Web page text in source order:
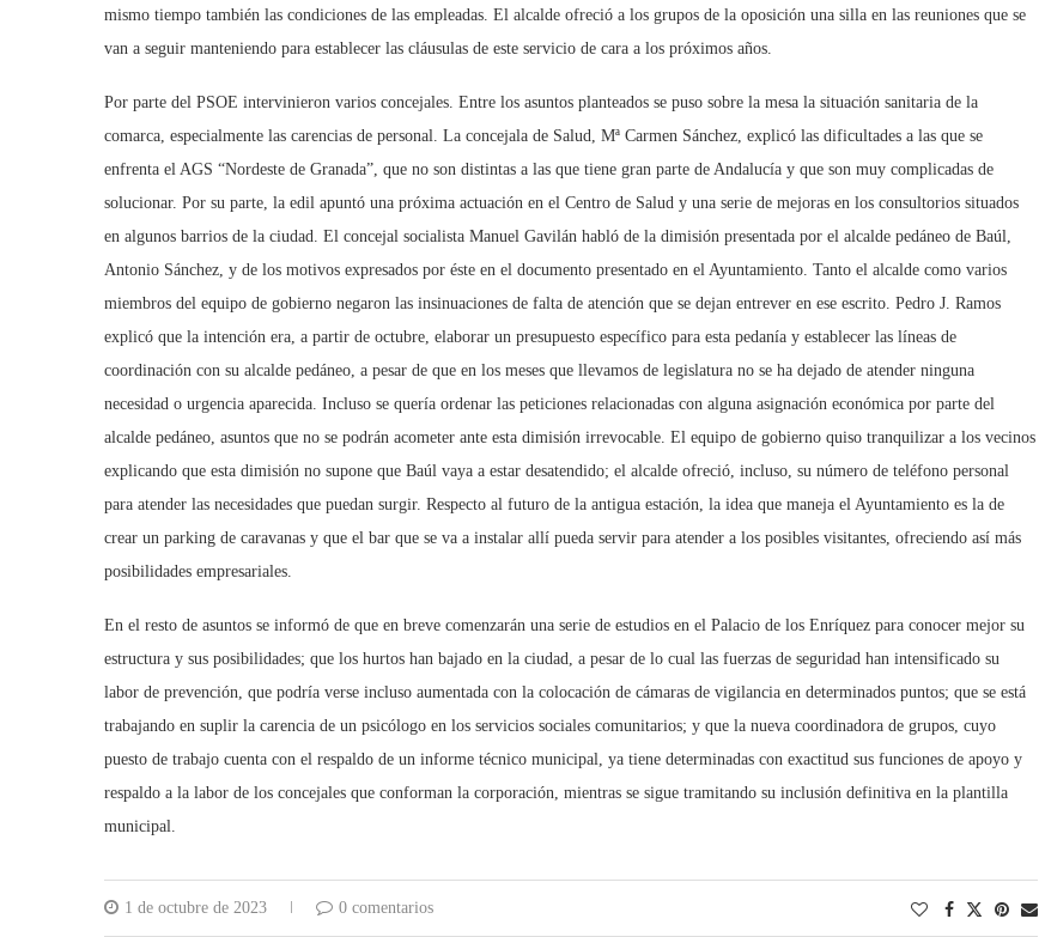
mismo tiempo también las condiciones de las empleadas. El alcalde ofreció a los grupos de la oposición una silla en las reuniones que se
van a seguir manteniendo para establecer las cláusulas de este servicio de cara a los próximos años.
Por parte del PSOE intervinieron varios concejales. Entre los asuntos planteados se puso sobre la mesa la situación sanitaria de la
comarca, especialmente las carencias de personal. La concejala de Salud, Mª Carmen Sánchez, explicó las dificultades a las que se
enfrenta el AGS “Nordeste de Granada”, que no son distintas a las que tiene gran parte de Andalucía y que son muy complicadas de
solucionar. Por su parte, la edil apuntó una próxima actuación en el Centro de Salud y una serie de mejoras en los consultorios situados
en algunos barrios de la ciudad. El concejal socialista Manuel Gavilán habló de la dimisión presentada por el alcalde pedáneo de Baúl,
Antonio Sánchez, y de los motivos expresados por éste en el documento presentado en el Ayuntamiento. Tanto el alcalde como varios
miembros del equipo de gobierno negaron las insinuaciones de falta de atención que se dejan entrever en ese escrito. Pedro J. Ramos
explicó que la intención era, a partir de octubre, elaborar un presupuesto específico para esta pedanía y establecer las líneas de
coordinación con su alcalde pedáneo, a pesar de que en los meses que llevamos de legislatura no se ha dejado de atender ninguna
necesidad o urgencia aparecida. Incluso se quería ordenar las peticiones relacionadas con alguna asignación económica por parte del
alcalde pedáneo, asuntos que no se podrán acometer ante esta dimisión irrevocable. El equipo de gobierno quiso tranquilizar a los vecinos
explicando que esta dimisión no supone que Baúl vaya a estar desatendido; el alcalde ofreció, incluso, su número de teléfono personal
para atender las necesidades que puedan surgir. Respecto al futuro de la antigua estación, la idea que maneja el Ayuntamiento es la de
crear un parking de caravanas y que el bar que se va a instalar allí pueda servir para atender a los posibles visitantes, ofreciendo así más
posibilidades empresariales.
En el resto de asuntos se informó de que en breve comenzarán una serie de estudios en el Palacio de los Enríquez para conocer mejor su
estructura y sus posibilidades; que los hurtos han bajado en la ciudad, a pesar de lo cual las fuerzas de seguridad han intensificado su
labor de prevención, que podría verse incluso aumentada con la colocación de cámaras de vigilancia en determinados puntos; que se está
trabajando en suplir la carencia de un psicólogo en los servicios sociales comunitarios; y que la nueva coordinadora de grupos, cuyo
puesto de trabajo cuenta con el respaldo de un informe técnico municipal, ya tiene determinadas con exactitud sus funciones de apoyo y
respaldo a la labor de los concejales que conforman la corporación, mientras se sigue tramitando su inclusión definitiva en la plantilla
municipal.
1 de octubre de 2023 0 comentarios